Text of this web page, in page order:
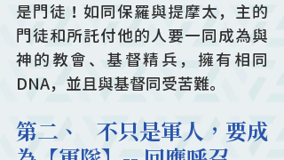
是門徒！如同保羅與提摩太，主的
門徒和所託付他的人要一同成為與
神的教會、基督精兵，擁有相同
DNA，並且與基督同受苦難。
第二、   不只是軍人，要成